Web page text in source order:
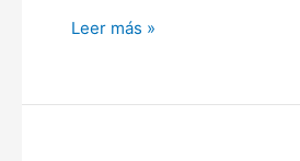
Leer más »